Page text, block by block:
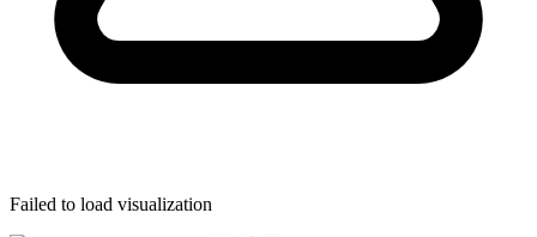
Failed to load visualization